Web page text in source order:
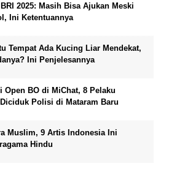
2025: Masih Bisa Ajukan Meski
Ini Ketentuannya
Tempat Ada Kucing Liar Mendekat,
Ini Penjelesannya
Open BO di MiChat, 8 Pelaku
Polisi di Mataram Baru
Muslim, 9 Artis Indonesia Ini
Hindu